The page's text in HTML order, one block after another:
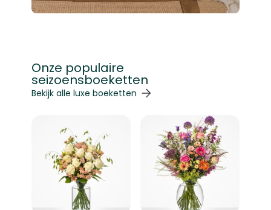
Onze populaire
seizoensboeketten
Navigeren door de elementen van de carrousel is
Druk om carrousel over te slaan
Bekijk alle luxe boeketten